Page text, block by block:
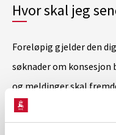
Hvor skal jeg
Foreløpig gjelder den
søknader om
og meldinger skal
til nve@nve.no. Du finner
søknader som skal